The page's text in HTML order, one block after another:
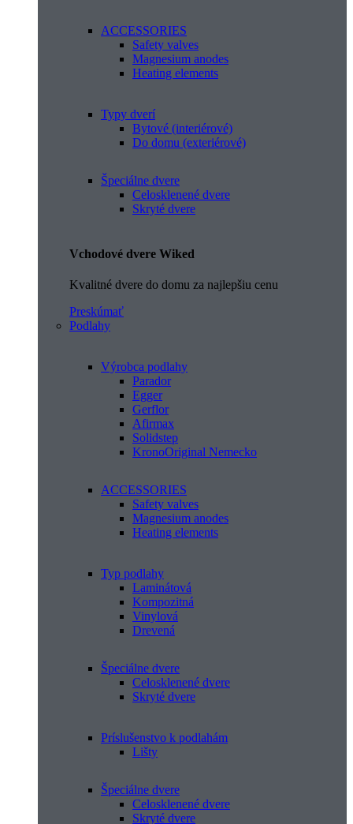
ACCESSORIES
Safety valves
Magnesium anodes
Heating elements
Typy dverí
Bytové (interiérové)
Do domu (exteriérové)
Špeciálne dvere
Celosklenené dvere
Skryté dvere
Vchodové dvere Wiked
Kvalitné dvere do domu za najlepšiu cenu
Preskúmať
Podlahy
Výrobca podlahy
Parador
Egger
Gerflor
Afirmax
Solidstep
KronoOriginal Nemecko
ACCESSORIES
Safety valves
Magnesium anodes
Heating elements
Typ podlahy
Laminátová
Kompozitná
Vinylová
Drevená
Špeciálne dvere
Celosklenené dvere
Skryté dvere
Príslušenstvo k podlahám
Lišty
Špeciálne dvere
Celosklenené dvere
Skryté dvere